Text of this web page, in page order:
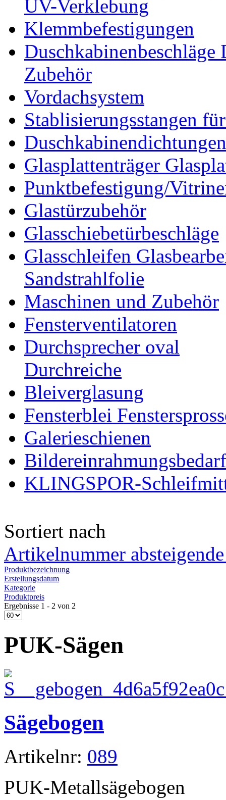
UV-Verklebung
Klemmbefestigungen
Zubehör
Vordachsystem
Stablisierungsstangen
Duschkabinendichtungen
Glasplattenträger
Punktbefestigung/
Glastürzubehör
Glasschiebetürbeschläge
Glasschleifen
Sandstrahlfolie
Maschinen und Zubehör
Fensterventilatoren
Durchsprecher oval
Durchreiche
Bleiverglasung
Fensterblei
Galerieschienen
Bildereinrahmungsbedarf
KLINGSPOR-
Sortiert nach
Artikelnummer
Produktbezeichnung
Erstellungsdatum
Kategorie
Produktpreis
Ergebnisse 1 - 2 von 2
PUK-Sägen
Sägebogen
Artikelnr: 089
PUK-Metallsägebogen